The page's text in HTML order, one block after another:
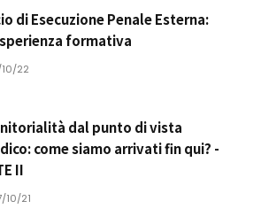
di Esecuzione Penale Esterna:
formativa
10/22
dal punto di vista
come siamo arrivati fin qui? -
II
10/21